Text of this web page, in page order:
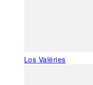
Los Valéries